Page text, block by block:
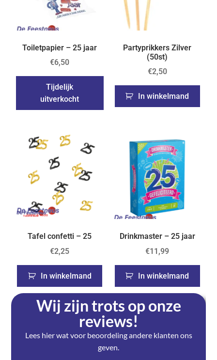
Toiletpapier – 25 jaar
€6,50
Tijdelijk
uitverkocht
Partyprikkers Zilver
(50st)
€2,50
In winkelmand
Tafel confetti – 25
€2,25
In winkelmand
Drinkmaster – 25 jaar
€11,99
In winkelmand
Wij zijn trots op onze
reviews!
Lees hier wat voor beoordeling andere klanten ons
geven.